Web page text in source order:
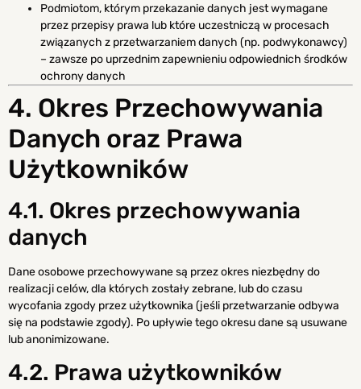
Podmiotom, którym przekazanie danych jest wymagane
przez przepisy prawa lub które uczestniczą w procesach
związanych z przetwarzaniem danych (np. podwykonawcy)
– zawsze po uprzednim zapewnieniu odpowiednich środków
ochrony danych
4. Okres Przechowywania
Danych oraz Prawa
Użytkowników
4.1. Okres przechowywania
danych
Dane osobowe przechowywane są przez okres niezbędny do
realizacji celów, dla których zostały zebrane, lub do czasu
wycofania zgody przez użytkownika (jeśli przetwarzanie odbywa
się na podstawie zgody). Po upływie tego okresu dane są usuwane
lub anonimizowane.
4.2. Prawa użytkowników